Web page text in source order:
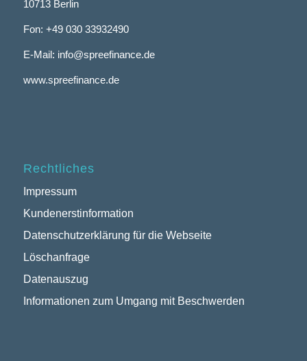
10713 Berlin
Fon: +49 030 33932490
E-Mail: info@spreefinance.de
www.spreefinance.de
Rechtliches
Impressum
Kundenerstinformation
Datenschutzerklärung für die Webseite
Löschanfrage
Datenauszug
Informationen zum Umgang mit Beschwerden